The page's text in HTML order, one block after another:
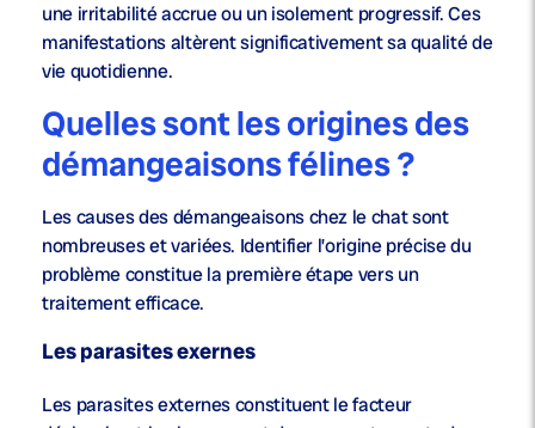
une irritabilité accrue ou un isolement progressif. Ces
manifestations altèrent significativement sa qualité de
vie quotidienne.
Quelles sont les origines des
démangeaisons félines ?
Les causes des démangeaisons chez le chat sont
nombreuses et variées. Identifier l’origine précise du
problème constitue la première étape vers un
traitement efficace.
Les parasites exernes
Les parasites externes constituent le facteur